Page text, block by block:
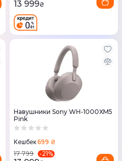
13 999₴
Навушники Sony WH-1000XM5
Pink
Кешбек699 ₴
17 799
-21%